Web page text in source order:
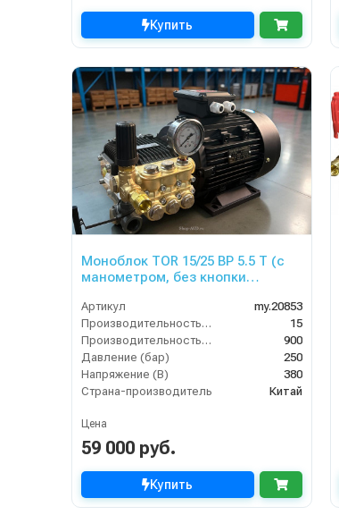
Купить
Моноблок TOR 15/25 BP 5.5 T (с
манометром, без кнопки
Артикул
my.20853
Производительность (л/мин)
15
Производительность (л/ч)
900
Давление (бар)
250
Напряжение (В)
380
Страна-производитель
Китай
Цена
59 000 руб.
Купить